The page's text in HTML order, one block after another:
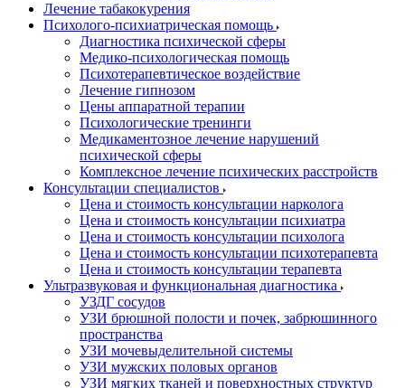
Лечение табакокурения
Психолого-психиатрическая помощь
Диагностика психической сферы
Медико-психологическая помощь
Психотерапевтическое воздействие
Лечение гипнозом
Цены аппаратной терапии
Психологические тренинги
Медикаментозное лечение нарушений
психической сферы
Комплексное лечение психических расстройств
Консультации специалистов
Цена и стоимость консультации нарколога
Цена и стоимость консультации психиатра
Цена и стоимость консультации психолога
Цена и стоимость консультации психотерапевта
Цена и стоимость консультации терапевта
Ультразвуковая и функциональная диагностика
УЗДГ сосудов
УЗИ брюшной полости и почек, забрюшинного
пространства
УЗИ мочевыделительной системы
УЗИ мужских половых органов
УЗИ мягких тканей и поверхностных структур